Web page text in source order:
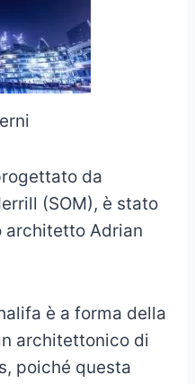
da
(SOM), è stato
architetto Adrian
è a forma della
architettonico di
poiché questa